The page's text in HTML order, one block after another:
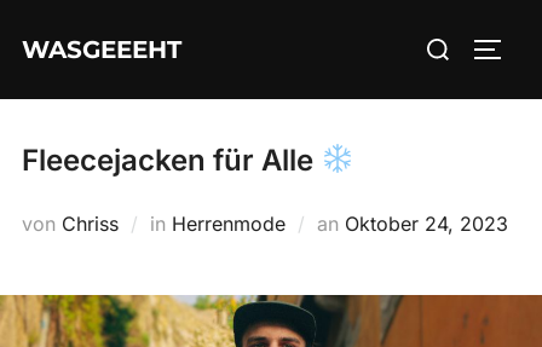
InhaltWASGEEEHT
Suchen
Fleecejacken für Alle
von Chriss in Herrenmode an Veröffentlicht
Oktober 24, 2023